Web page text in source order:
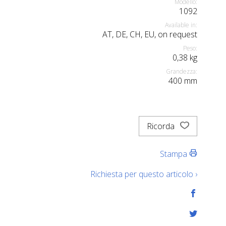
Modello:
1092
Available in:
AT, DE, CH, EU, on request
Peso:
0,38 kg
Grandezza:
400 mm
Ricorda
Stampa
Richiesta per questo articolo ›